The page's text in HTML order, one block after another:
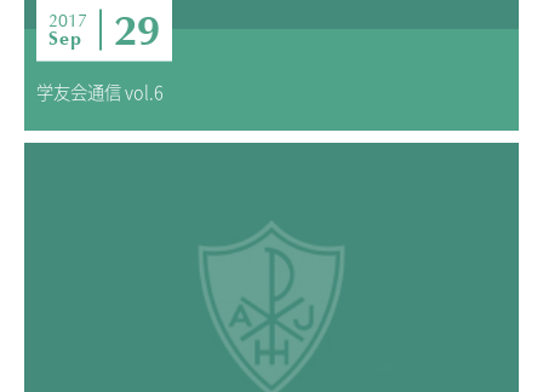
2017
Sep 29
学友会通信 vol.6